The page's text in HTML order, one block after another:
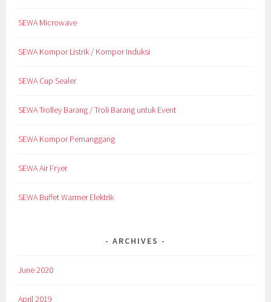
SEWA Microwave
SEWA Kompor Listrik / Kompor Induksi
SEWA Cup Sealer
SEWA Trolley Barang / Troli Barang untuk Event
SEWA Kompor Pemanggang
SEWA Air Fryer
SEWA Buffet Warmer Elektrik
ARCHIVES
June 2020
April 2019